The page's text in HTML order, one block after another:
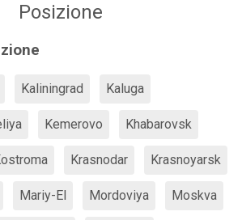
Posizione
Kaliningrad Kaluga
Kemerovo Khabarovsk
Krasnodar Krasnoyarsk
Mariy-El Mordoviya Moskva